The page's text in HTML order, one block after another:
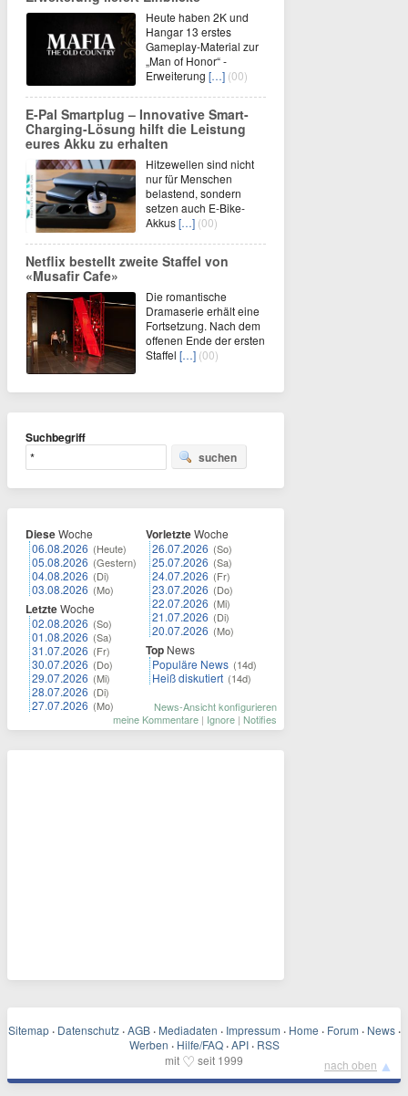
Heute haben 2K und
Hangar 13 erstes
Gameplay-Material zur
„Man of Honor“ -
Erweiterung […] (00)
E-Pal Smartplug – Innovative Smart-
Charging-Lösung hilft die Leistung
eures Akku zu erhalten
Hitzewellen sind nicht
nur für Menschen
belastend, sondern
setzen auch E-Bike-
Akkus[…] (00)
Netflix bestellt zweite Staffel von
«Musafir Cafe»
Die romantische
Dramaserie erhält eine
Fortsetzung. Nach dem
offenen Ende der ersten
Staffel […] (00)
Suchbegriff
suchen
DieseWoche
06.08.2026 (Heute)
05.08.2026 (Gestern)
04.08.2026 (Di)
03.08.2026 (Mo)
LetzteWoche
02.08.2026 (So)
01.08.2026 (Sa)
31.07.2026 (Fr)
30.07.2026 (Do)
29.07.2026 (Mi)
28.07.2026 (Di)
27.07.2026 (Mo)
VorletzteWoche
26.07.2026 (So)
25.07.2026 (Sa)
24.07.2026 (Fr)
23.07.2026 (Do)
22.07.2026 (Mi)
21.07.2026 (Di)
20.07.2026 (Mo)
Top News
Populäre News (14d)
Heiß diskutiert (14d)
News-Ansicht konfigurieren
meine Kommentare | Ignore | Notifies
Sitemap · Datenschutz · AGB · Mediadaten · Impressum · Home · Forum · News ·
Werben · Hilfe/FAQ · API · RSS
mit ♡ seit 1999 nach oben ▲